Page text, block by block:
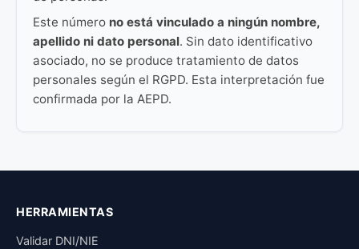
Este número no está vinculado a ningún nombre,
apellido ni dato personal. Sin dato identificativo
asociado, no se produce tratamiento de datos
personales según el RGPD. Esta interpretación fue
confirmada por la AEPD.
HERRAMIENTAS
Validar DNI/NIE